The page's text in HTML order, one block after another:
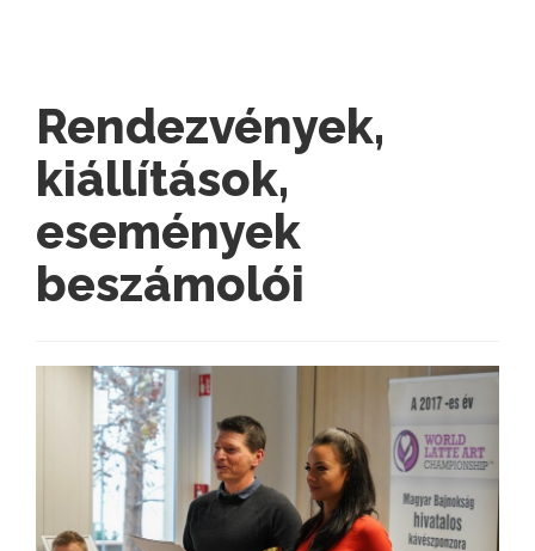
Rendezvények,
kiállítások,
események
beszámolói